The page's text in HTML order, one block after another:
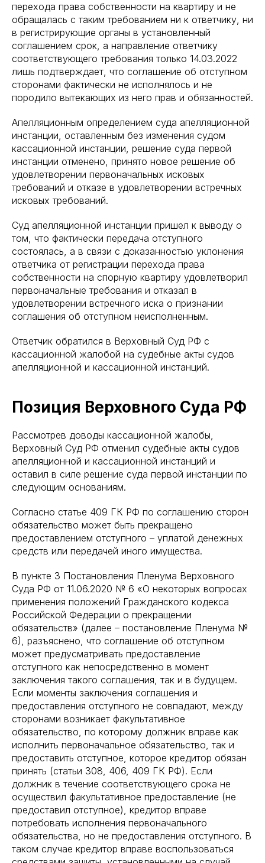
перехода права собственности на квартиру и не
обращалась с таким требованием ни к ответчику, ни
в регистрирующие органы в установленный
соглашением срок, а направление ответчику
соответствующего требования только 14.03.2022
лишь подтверждает, что соглашение об отступном
сторонами фактически не исполнялось и не
породило вытекающих из него прав и обязанностей.
Апелляционным определением суда апелляционной
инстанции, оставленным без изменения судом
кассационной инстанции, решение суда первой
инстанции отменено, принято новое решение об
удовлетворении первоначальных исковых
требований и отказе в удовлетворении встречных
исковых требований.
Суд апелляционной инстанции пришел к выводу о
том, что фактически передача отступного
состоялась, а в связи с доказанностью уклонения
ответчика от регистрации перехода права
собственности на спорную квартиру удовлетворил
первоначальные требования и отказал в
удовлетворении встречного иска о признании
соглашения об отступном неисполненным.
Ответчик обратился в Верховный Суд РФ с
кассационной жалобой на судебные акты судов
апелляционной и кассационной инстанций.
Позиция Верховного Суда РФ
Рассмотрев доводы кассационной жалобы,
Верховный Суд РФ отменил судебные акты судов
апелляционной и кассационной инстанций и
оставил в силе решение суда первой инстанции по
следующим основаниям.
Согласно статье 409 ГК РФ по соглашению сторон
обязательство может быть прекращено
предоставлением отступного – уплатой денежных
средств или передачей иного имущества.
В пункте 3 Постановления Пленума Верховного
Суда РФ от 11.06.2020 № 6 «О некоторых вопросах
применения положений Гражданского кодекса
Российской Федерации о прекращении
обязательств» (далее – постановление Пленума №
6), разъяснено, что соглашение об отступном
может предусматривать предоставление
отступного как непосредственно в момент
заключения такого соглашения, так и в будущем.
Если моменты заключения соглашения и
предоставления отступного не совпадают, между
сторонами возникает факультативное
обязательство, по которому должник вправе как
исполнить первоначальное обязательство, так и
предоставить отступное, которое кредитор обязан
принять (статьи 308, 406, 409 ГК РФ). Если
должник в течение соответствующего срока не
осуществил факультативное предоставление (не
предоставил отступное), кредитор вправе
потребовать исполнения первоначального
обязательства, но не предоставления отступного. В
таком случае кредитор вправе воспользоваться